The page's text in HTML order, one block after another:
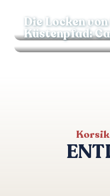
Die Locken
Küstenpfad:
Geführte